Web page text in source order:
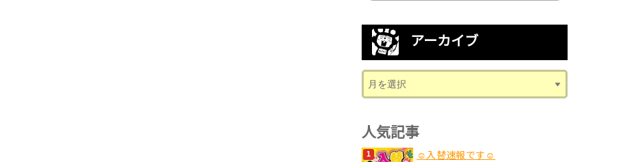
アーカイブ
人気記事
☺入替速報です☺